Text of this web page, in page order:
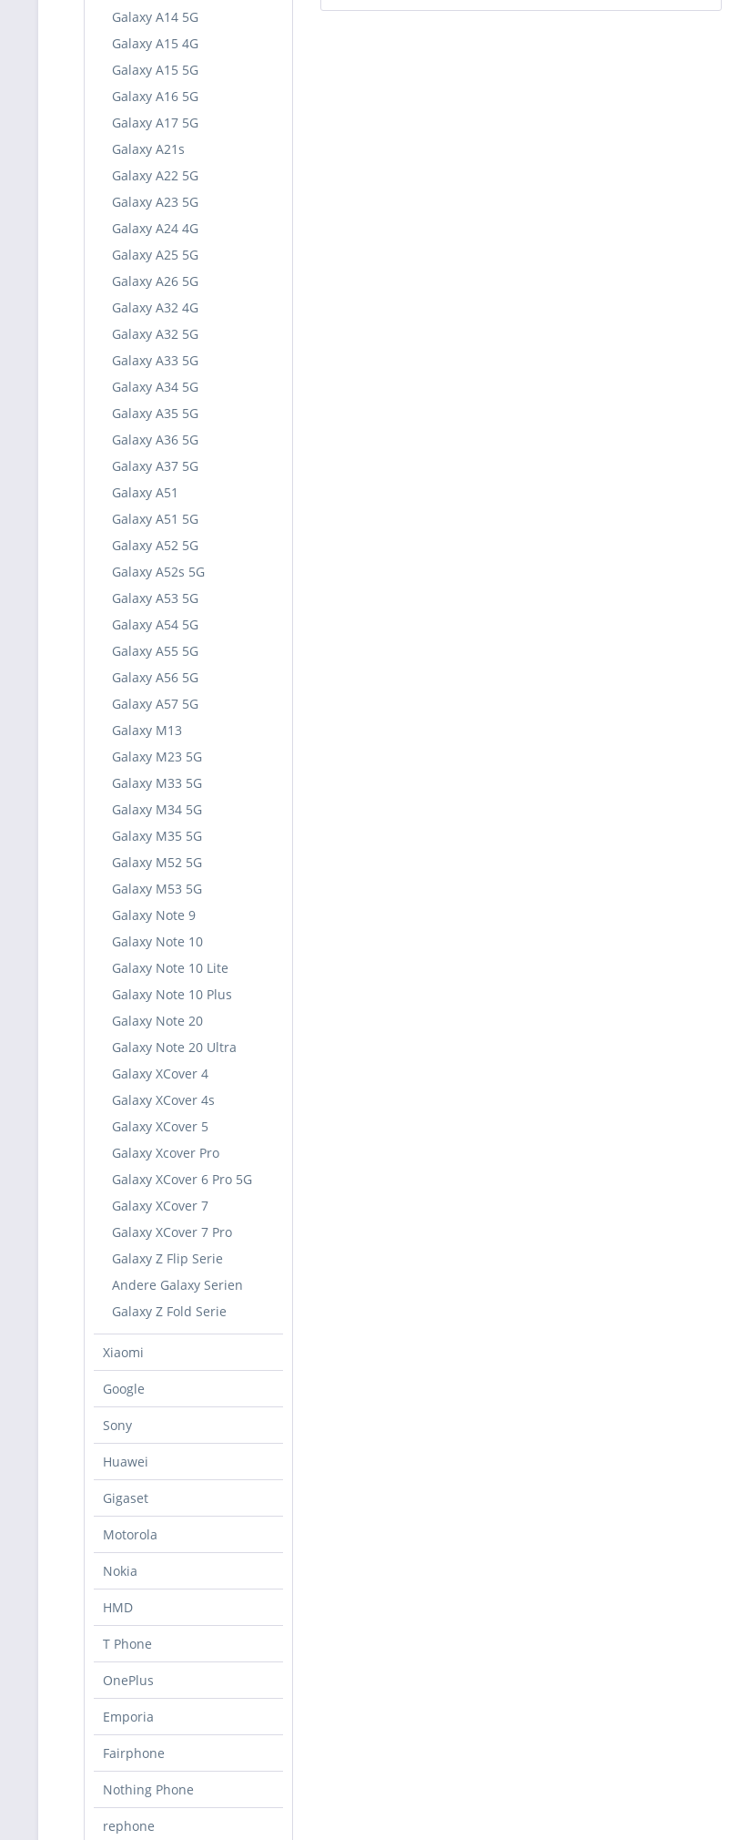
Galaxy A14 5G
Galaxy A15 4G
Galaxy A15 5G
Galaxy A16 5G
Galaxy A17 5G
Galaxy A21s
Galaxy A22 5G
Galaxy A23 5G
Galaxy A24 4G
Galaxy A25 5G
Galaxy A26 5G
Galaxy A32 4G
Galaxy A32 5G
Galaxy A33 5G
Galaxy A34 5G
Galaxy A35 5G
Galaxy A36 5G
Galaxy A37 5G
Galaxy A51
Galaxy A51 5G
Galaxy A52 5G
Galaxy A52s 5G
Galaxy A53 5G
Galaxy A54 5G
Galaxy A55 5G
Galaxy A56 5G
Galaxy A57 5G
Galaxy M13
Galaxy M23 5G
Galaxy M33 5G
Galaxy M34 5G
Galaxy M35 5G
Galaxy M52 5G
Galaxy M53 5G
Galaxy Note 9
Galaxy Note 10
Galaxy Note 10 Lite
Galaxy Note 10 Plus
Galaxy Note 20
Galaxy Note 20 Ultra
Galaxy XCover 4
Galaxy XCover 4s
Galaxy XCover 5
Galaxy Xcover Pro
Galaxy XCover 6 Pro 5G
Galaxy XCover 7
Galaxy XCover 7 Pro
Galaxy Z Flip Serie
Andere Galaxy Serien
Galaxy Z Fold Serie
Xiaomi
Google
Sony
Huawei
Gigaset
Motorola
Nokia
HMD
T Phone
OnePlus
Emporia
Fairphone
Nothing Phone
rephone